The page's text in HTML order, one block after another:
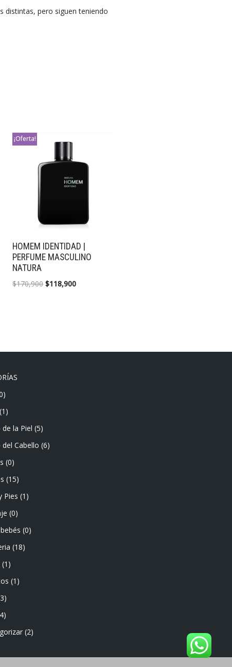
distintas, pero siguen teniendo
¡Oferta!
HOMEM IDENTIDAD |
PERFUME MASCULINO
NATURA
$170,900 $118,900
(1)
de la Piel (5)
del Cabello (6)
(0)
(15)
Pies (1)
(0)
(0)
(18)
(1)
(1)
(2)